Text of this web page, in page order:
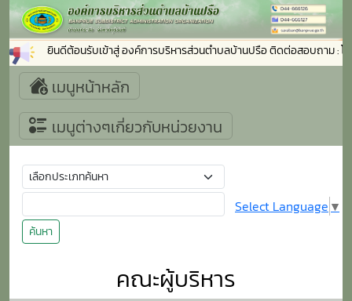
ยินดีต้อนรับเข้าสู่ องค์การบริหารส่วนตำบลบ้านปรือ ติดต่อสอบถาม : โ
เมนูหน้าหลัก
เมนูต่างๆเกี่ยวกับหน่วยงาน
ค้นหา
Select Language ▼
คณะผู้บริหาร